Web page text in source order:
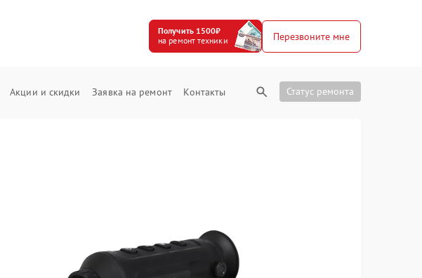
Получить 1500₽
на ремонт техники
Перезвоните мне
Акции и скидки Заявка на ремонт Контакты Статус ремонта